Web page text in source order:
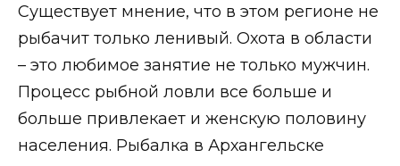
Существует мнение, что в этом регионе не
рыбачит только ленивый. Охота в области
– это любимое занятие не только мужчин.
Процесс рыбной ловли все больше и
больше привлекает и женскую половину
населения. Рыбалка в Архангельске